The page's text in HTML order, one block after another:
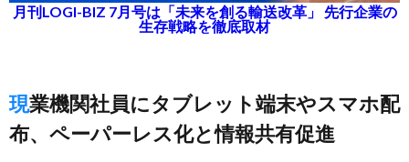
月刊LOGI-BIZ 7月号は「未来を創る輸送改革」 先行企業の
生存戦略を徹底取材
現業機関社員にタブレット端末やスマホ配
布、ペーパーレス化と情報共有促進